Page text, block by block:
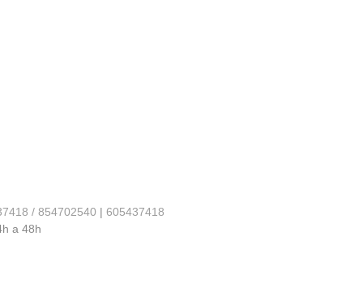
/ 854702540 |605437418
a 48h